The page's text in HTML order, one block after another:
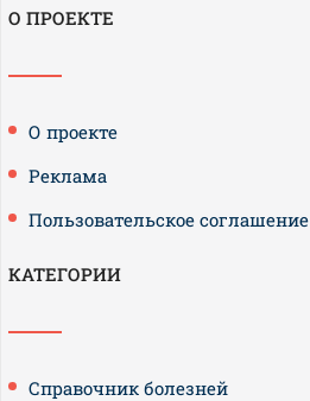
О ПРОЕКТЕ
О проекте
Реклама
Пользовательское соглашение
КАТЕГОРИИ
Справочник болезней